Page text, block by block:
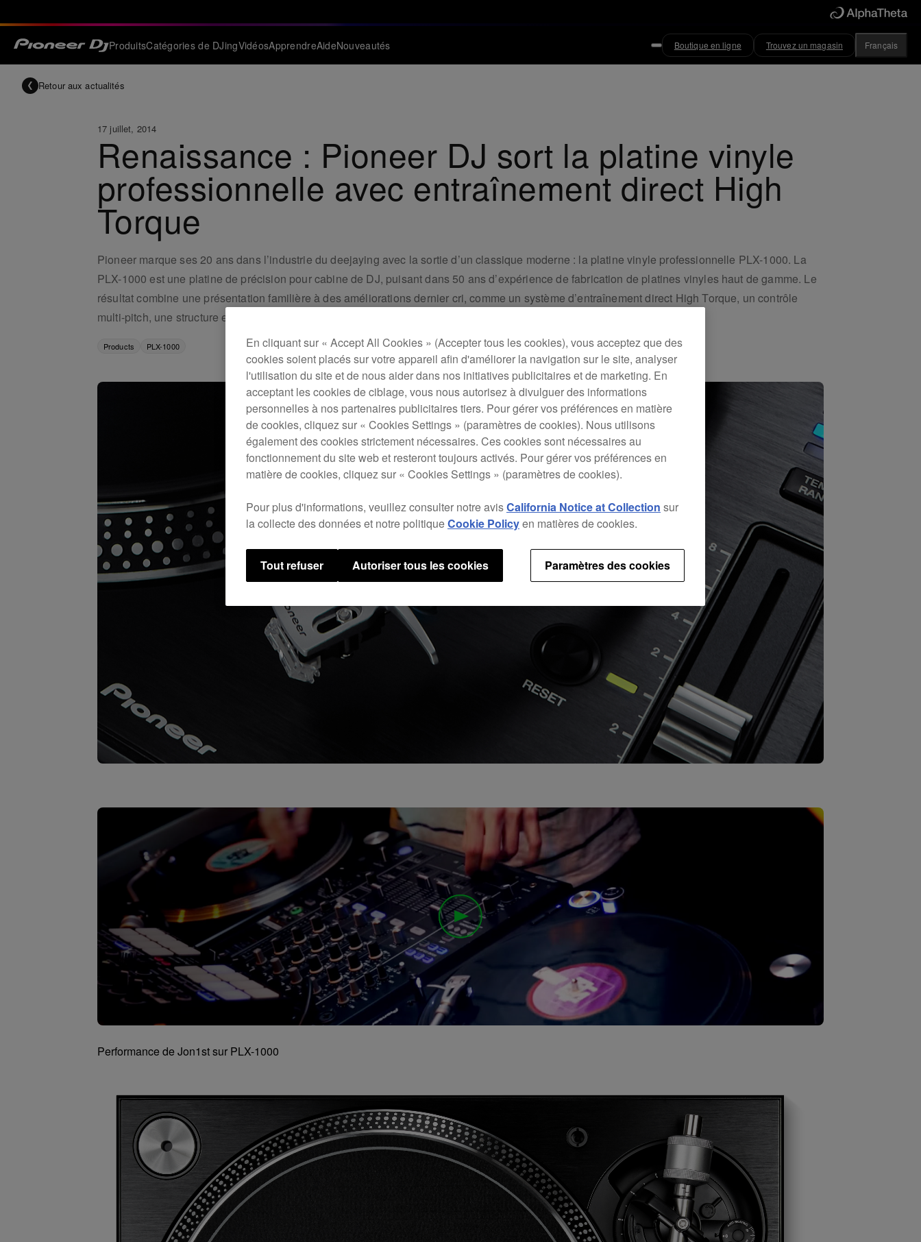
ProduitsCatégories de DJingVidéosApprendreAideNouveautés Boutique en ligne Trouvez un magasin Français
Retour aux actualités
17 juillet, 2014
Renaissance : Pioneer DJ sort la platine vinyle
professionnelle avec entraînement direct High
Torque
Pioneer marque ses 20 ans dans l’industrie du deejaying avec la sortie d’un classique moderne : la platine vinyle professionnelle PLX-1000. La
PLX-1000 est une platine de précision pour cabine de DJ, puisant dans 50 ans d’expérience de fabrication de platines vinyles haut de gamme. Le
résultat combine une présentation familière à des améliorations dernier cri, comme un système d’entraînement direct High Torque, un contrôle
multi-pitch, une structure et un son de niveau club, et des câbles audio et d’alimentation détachables.
Products PLX-1000
Performance de Jon1st sur PLX-1000
En cliquant sur « Accept All Cookies » (Accepter tous les cookies), vous acceptez que des
cookies soient placés sur votre appareil afin d'améliorer la navigation sur le site, analyser
l'utilisation du site et de nous aider dans nos initiatives publicitaires et de marketing. En
acceptant les cookies de ciblage, vous nous autorisez à divulguer des informations
personnelles à nos partenaires publicitaires tiers. Pour gérer vos préférences en matière
de cookies, cliquez sur « Cookies Settings » (paramètres de cookies). Nous utilisons
également des cookies strictement nécessaires. Ces cookies sont nécessaires au
fonctionnement du site web et resteront toujours activés. Pour gérer vos préférences en
matière de cookies, cliquez sur « Cookies Settings » (paramètres de cookies).
Pour plus d'informations, veuillez consulter notre avisCalifornia Notice at Collection sur
la collecte des données et notre politiqueCookie Policyen matières de cookies.
Paramètres des cookies
Tout refuser Autoriser tous les cookies